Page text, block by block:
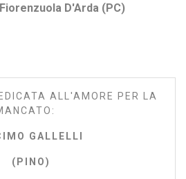
Fiorenzuola D'Arda (PC)
ALL'AMORE PER LA
GALLELLI
(PINO)